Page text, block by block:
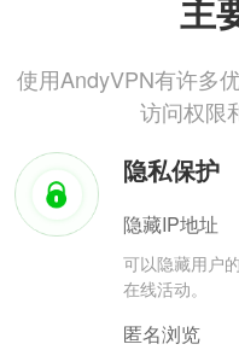
主
使用AndyVPN有许多
访问权限
隐私保护
隐藏IP地址
可以隐藏用户
在线活动。
匿名浏览